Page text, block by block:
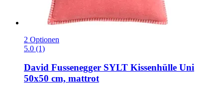
2 Optionen
5.0 (1)
David Fussenegger SYLT Kissenhülle Uni
50x50 cm, mattrot